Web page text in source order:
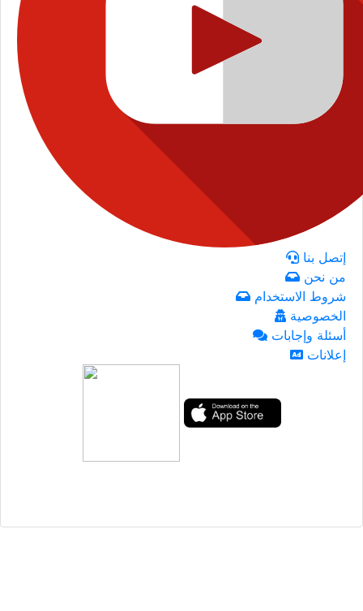
إتصل بنا
من نحن
شروط الاستخدام
الخصوصية
أسئلة وإجابات
إعلانات